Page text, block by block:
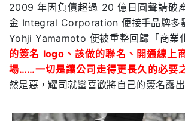
2009 年因負債超過 20 億日圓聲請破
金 Integral Corporation 便接手品牌多
Yohji Yamamoto 便被重整回歸「商業
的簽名 logo、該做的聯名、開通線上
場……一切是讓公司走得更長久的必要
然是惡，耀司就蠻喜歡將自己的簽名露